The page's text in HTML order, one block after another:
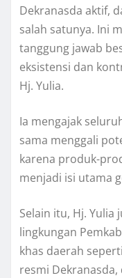
Dekranasda aktif,
salah satunya. Ini
tanggung jawab
eksistensi dan
Hj. Yulia.
Ia mengajak
sama menggali
karena produk-
menjadi isi utama
Selain itu, Hj. Yulia
lingkungan
khas daerah
resmi